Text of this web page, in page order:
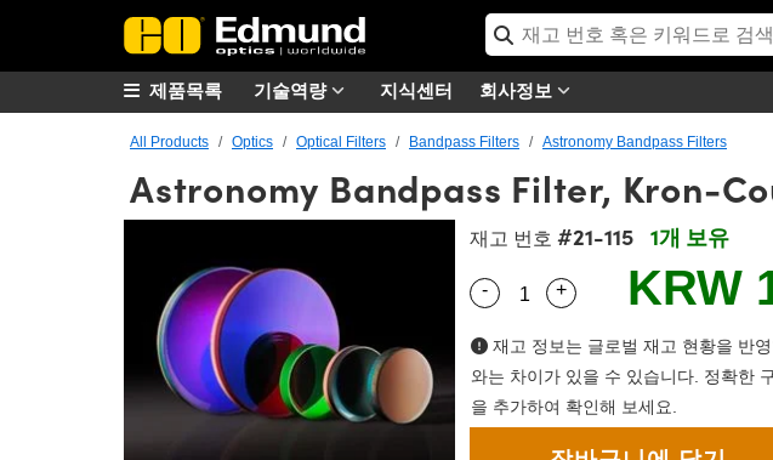
기술역량 지식센터 회사정보
제품목록
All Products Optics Optical Filters Bandpass Filters Astronomy Bandpass Filters
Astronomy Bandpass Filter, Kron-
재고 번호 #21-115 1개 보유
Quantity Selector
- Use the plus and minus
+ KRW
재고 정보는 글로벌 재고 현황을 반
와는 차이가 있을 수 있습니다. 정확한
을 추가하여 확인해 보세요.